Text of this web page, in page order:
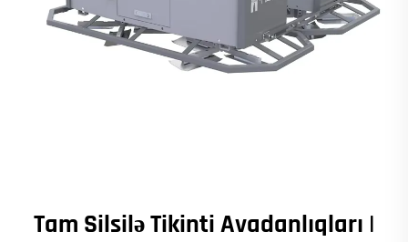
Tam Silsilə Tikinti Avadanlıqları |